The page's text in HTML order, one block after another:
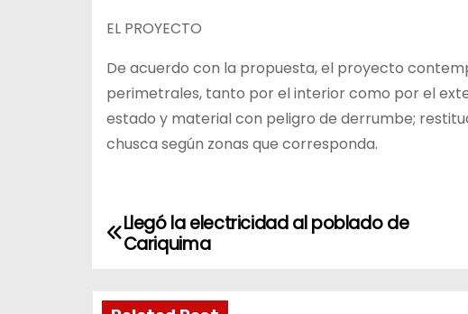
EL PROYECTO
De acuerdo con la propuesta, el proyecto
perimetrales, tanto por el interior como por el
estado y material con peligro de derrumbe;
chusca según zonas que corresponda.
N
v
Llegó la electricidad al poblado de
Cariquima